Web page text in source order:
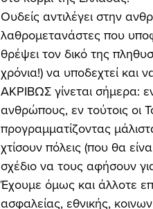
Ουδείς αντιλέγει στην
λαθρομετανάστες που
θρέψει τον δικό της
χρόνια!) να υποδεχτεί
ΑΚΡΙΒΩΣ γίνεται σήμερα:
ανθρώπους, εν τούτοις οι
προγραμματίζοντας
χτίσουν πόλεις (που θα
σχέδιο να τους αφήσουν
Έχουμε όμως και άλλοτε
ασφαλείας, εθνικής,